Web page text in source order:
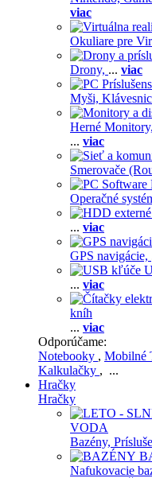
viac
Okuliare pre
Drony, ... viac
Myši,
Herné Monitory,
... viac
Smerovače
Operačné
... viac
GPS navigácie,
... viac
kníh
... viac
Odporúčame:
Notebooky , Mobilné
Kalkulačky , ...
Hračky
Hračky
VODA
Bazény,
Nafukovacie